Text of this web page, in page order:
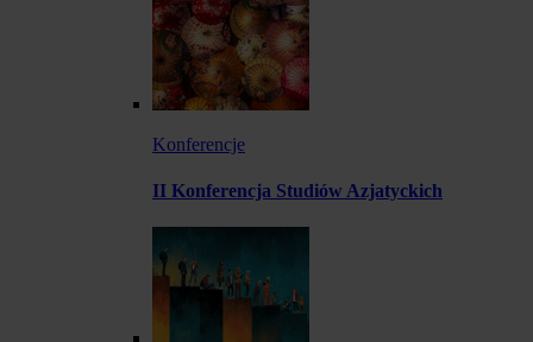
Konferencje
II Konferencja Studiów Azjatyckich